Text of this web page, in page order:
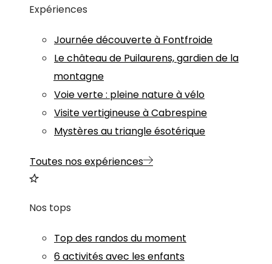
Expériences
Journée découverte à Fontfroide
Le château de Puilaurens, gardien de la
montagne
Voie verte : pleine nature à vélo
Visite vertigineuse à Cabrespine
Mystères au triangle ésotérique
Toutes nos expériences
Nos tops
Top des randos du moment
6 activités avec les enfants